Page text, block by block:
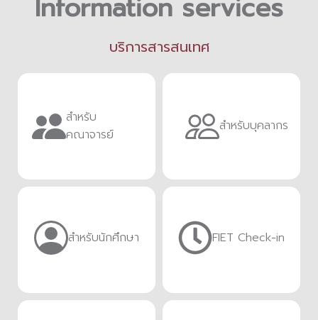
บริการสารสนเทศ
สำหรับ
คณาจารย์
สำหรับบุคลากร
สำหรับนักศึกษา FIET Check-in